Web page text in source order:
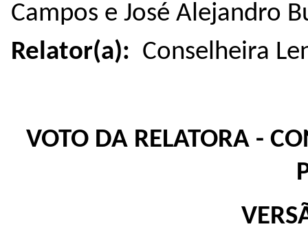
Campos e José Alejandro
Relator(a): Conselheira
VOTO DA RELATORA -